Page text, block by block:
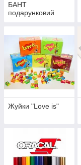
БАНТ
подарунковий
Жуйки "Love is"